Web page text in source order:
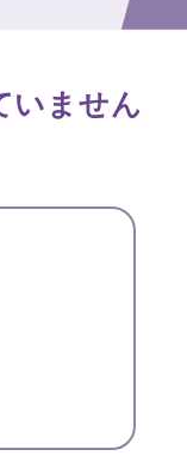
いません